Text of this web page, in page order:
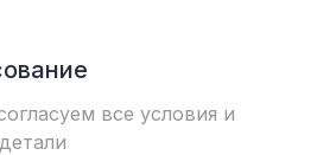
все условия и